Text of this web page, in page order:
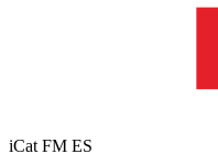
iCat FM ES